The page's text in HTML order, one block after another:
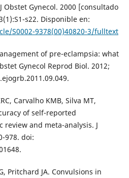
Obstet Gynecol. 2000 [consultado
s22. Disponible en:
S0002-9378(00)40820-3/fulltext
of pre-eclampsia: what
Gynecol Reprod Biol. 2012;
Carvalho KMB, Silva MT,
of self-reported
review and meta-analysis. J
978. doi:
Pritchard JA. Convulsions in